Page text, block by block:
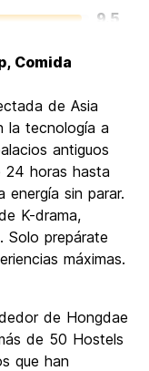
9.5
9.0
8.5
Comida
de Asia
la tecnología a
antiguos
24 horas hasta
energía sin parar.
K-drama,
Solo prepárate
máximas.
de Hongdae
de 50 Hostels
que han